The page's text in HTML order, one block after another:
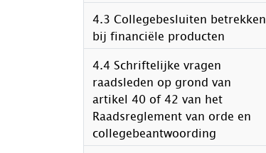
4.3 Collegebesluiten betrekken
bij financiële producten
4.4 Schriftelijke vragen
raadsleden op grond van
artikel 40 of 42 van het
Raadsreglement van orde en
collegebeantwoording